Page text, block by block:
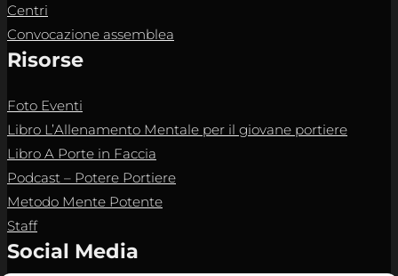
Centri
Convocazione assemblea
Risorse
Foto Eventi
Libro L’Allenamento Mentale per il giovane portiere
Libro A Porte in Faccia
Podcast – Potere Portiere
Metodo Mente Potente
Staff
Social Media